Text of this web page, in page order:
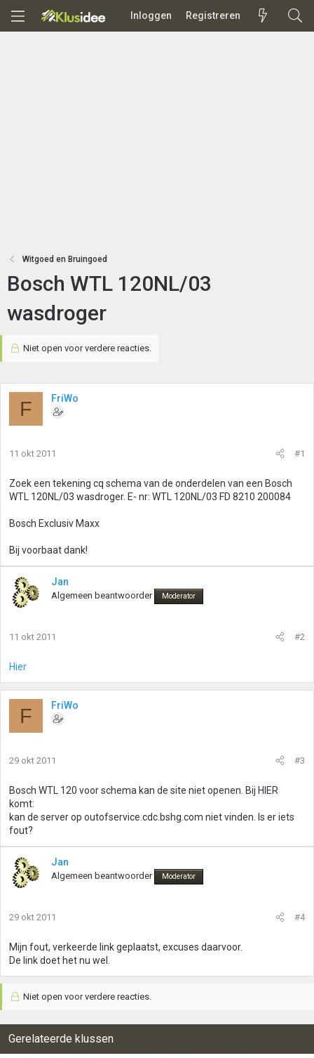
Inloggen Registreren
Witgoed en Bruingoed
Bosch WTL 120NL/03
wasdroger
Niet open voor verdere reacties.
F FriWo
11 okt 2011 #1
Zoek een tekening cq schema van de onderdelen van een Bosch
WTL 120NL/03 wasdroger. E- nr: WTL 120NL/03 FD 8210 200084
Bosch Exclusiv Maxx
Bij voorbaat dank!
Jan
Algemeen beantwoorder Moderator
11 okt 2011 #2
Hier
F FriWo
29 okt 2011 #3
Bosch WTL 120 voor schema kan de site niet openen. Bij HIER
komt:
kan de server op outofservice.cdc.bshg.com niet vinden. Is er iets
fout?
Jan
Algemeen beantwoorder Moderator
29 okt 2011 #4
Mijn fout, verkeerde link geplaatst, excuses daarvoor.
De link doet het nu wel.
Niet open voor verdere reacties.
Gerelateerde klussen